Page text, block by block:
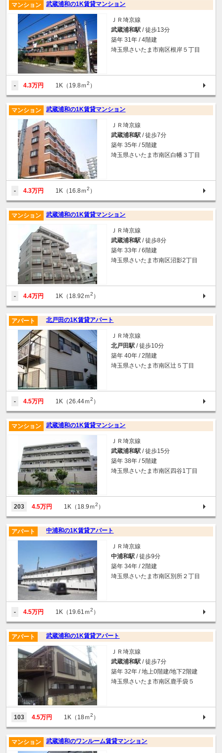
武蔵浦和の1K賃貸マンション
マンション
ＪＲ埼京線
武蔵浦和駅 / 徒歩13分
築年 31年 / 4階建
埼玉県さいたま市南区根岸５丁目
- 4.3万円 1K（19.8ｍ2 ）
武蔵浦和の1K賃貸マンション
マンション
ＪＲ埼京線
武蔵浦和駅 / 徒歩7分
築年 35年 / 5階建
埼玉県さいたま市南区白幡３丁目
- 4.3万円 1K（16.8ｍ2 ）
武蔵浦和の1K賃貸マンション
マンション
ＪＲ埼京線
武蔵浦和駅 / 徒歩8分
築年 33年 / 6階建
埼玉県さいたま市南区沼影2丁目
- 4.4万円 1K（18.92ｍ2 ）
北戸田の1K賃貸アパート
アパート
ＪＲ埼京線
北戸田駅 / 徒歩10分
築年 40年 / 2階建
埼玉県さいたま市南区辻５丁目
- 4.5万円 1K（26.44ｍ2 ）
武蔵浦和の1K賃貸マンション
マンション
ＪＲ埼京線
武蔵浦和駅 / 徒歩15分
築年 38年 / 5階建
埼玉県さいたま市南区四谷1丁目
203 4.5万円 1K（18.9ｍ2 ）
中浦和の1K賃貸アパート
アパート
ＪＲ埼京線
中浦和駅 / 徒歩9分
築年 34年 / 2階建
埼玉県さいたま市南区別所２丁目
- 4.5万円 1K（19.61ｍ2 ）
武蔵浦和の1K賃貸アパート
アパート
ＪＲ埼京線
武蔵浦和駅 / 徒歩7分
築年 32年 / 地上0階建/地下2階建
埼玉県さいたま市南区鹿手袋５
103 4.5万円 1K（18ｍ2 ）
武蔵浦和のワンルーム賃貸マンション
マンション